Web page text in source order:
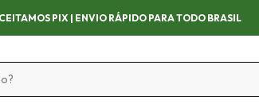
APROVEITE AS OFERTAS POR TEMPO LIMITADO!